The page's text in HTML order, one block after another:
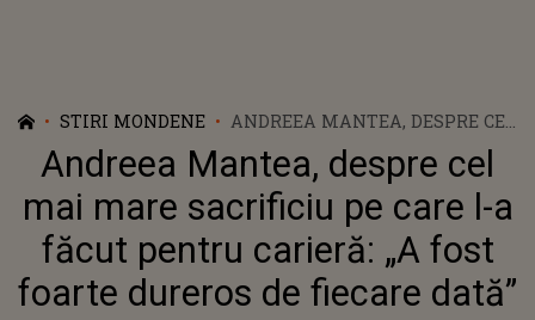
STIRI MONDENE
ANDREEA MANTEA, DESPRE CEL
MAI MARE SACRIFICIU PE CARE
L-A FĂCUT PENTRU CARIERĂ: „A
FOST FOARTE DUREROS DE
FIECARE DATĂ”
Andreea Mantea, despre cel
mai mare sacrificiu pe care l-a
făcut pentru carieră: „A fost
foarte dureros de fiecare dată”